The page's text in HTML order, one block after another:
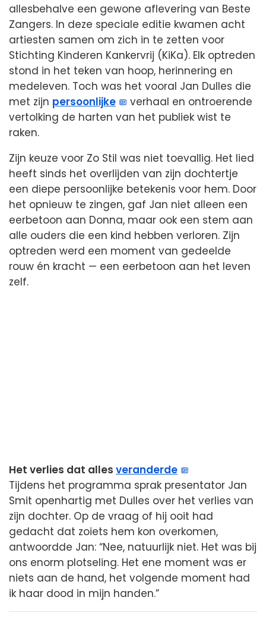
allesbehalve een gewone aflevering van Beste
Zangers. In deze speciale editie kwamen acht
artiesten samen om zich in te zetten voor
Stichting Kinderen Kankervrij (KiKa). Elk optreden
stond in het teken van hoop, herinnering en
medeleven. Toch was het vooral Jan Dulles die
met zijn persoonlijke
verhaal en ontroerende
vertolking de harten van het publiek wist te
raken.
Zijn keuze voor Zo Stil was niet toevallig. Het lied
heeft sinds het overlijden van zijn dochtertje
een diepe persoonlijke betekenis voor hem. Door
het opnieuw te zingen, gaf Jan niet alleen een
eerbetoon aan Donna, maar ook een stem aan
alle ouders die een kind hebben verloren. Zijn
optreden werd een moment van gedeelde
rouw én kracht — een eerbetoon aan het leven
zelf.
Het verlies dat alles veranderde
Tijdens het programma sprak presentator Jan
Smit openhartig met Dulles over het verlies van
zijn dochter. Op de vraag of hij ooit had
gedacht dat zoiets hem kon overkomen,
antwoordde Jan: “Nee, natuurlijk niet. Het was bij
ons enorm plotseling. Het ene moment was er
niets aan de hand, het volgende moment had
ik haar dood in mijn handen.”